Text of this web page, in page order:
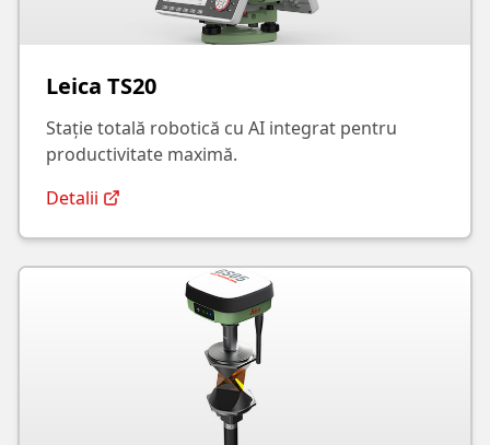
Leica TS20
Stație totală robotică cu AI integrat pentru
productivitate maximă.
Detalii